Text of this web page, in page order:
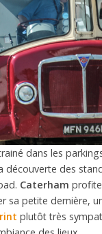
dans les
découverte des
Caterham profite
sa petite dernière,
plutôt très